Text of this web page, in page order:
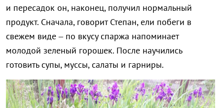
и пересадок он, наконец, получил нормальный
продукт. Сначала, говорит Степан, ели побеги в
свежем виде – по вкусу спаржа напоминает
молодой зеленый горошек. После научились
готовить супы, муссы, салаты и гарниры.